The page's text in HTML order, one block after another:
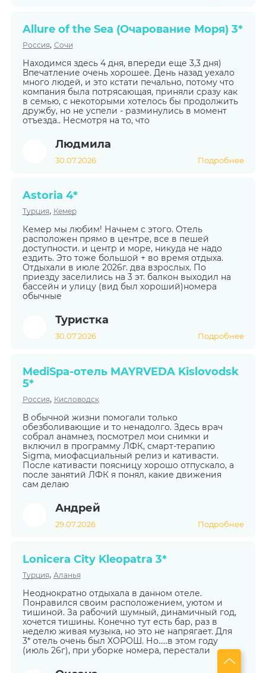
Allure of the Sea (Очарование Моря) 3*
Россия, Сочи
Находимся здесь 4 дня, впереди еще 3,3 дня)
Впечатление очень хорошее. День назад уехало
много людей, и это кстати печально, потому что
компания была потрясающая, приняли сразу как
в семью, с некоторыми хотелось бы продолжить
дружбу, но не успели - разминулись в момент
отъезда.. Несмотря на то, что
Людмила
30.07.2026 Подробнее
Astoria 4*
Турция, Кемер
Кемер мы любим! Начнем с этого. Отель
расположен прямо в центре, все в пешей
доступности. и центр и море, никуда не надо
ездить. Это тоже большой + во время отдыха.
Отдыхали в июле 2026г. два взрослых. По
приезду заселились на 3 эт. балкон выходил на
бассейн и улицу (вид был хороший)номера
обычные
Туристка
30.07.2026 Подробнее
MediSpa-отель MAYRVEDA Kislovodsk
5*
Россия, Кисловодск
В обычной жизни помогали только
обезболивающие и то ненадолго. Здесь врач
собрал анамнез, посмотрел мои снимки и
включил в программу ЛФК, смарт-терапию
Sigma, миофасциальный релиз и кативасти.
После кативасти поясницу хорошо отпускало, а
после занятий ЛФК я понял, какие движения
сам делаю
Андрей
29.07.2026 Подробнее
Lonicera City Kleopatra 3*
Турция, Аланья
Неоднократно отдыхала в данном отеле.
Понравился своим расположением, уютом и
тишиной. За рабочий шумный, динамичный год,
хочется тишины. Конечно тут есть бар, раз в
неделю живая музыка, но это не напрягает. Для
3* отель очень был ХОРОШ. Но.....в этом году
(июль 26г), при уборке номера, перестали